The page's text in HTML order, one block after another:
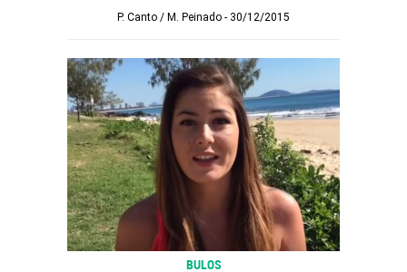
P. Canto / M. Peinado 30/12/2015
BULOS